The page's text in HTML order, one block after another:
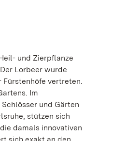
und Zierpflanze
Lorbeer wurde
Fürstenhöfe vertreten.
Im
und Gärten
stützen sich
damals innovativen